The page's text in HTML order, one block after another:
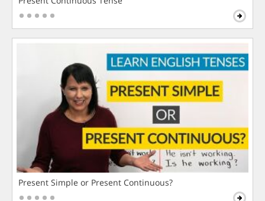
Present Simple or Present Continuous?